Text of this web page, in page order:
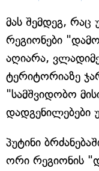
მას შემდეგ, რაც
რეგიონები
აღიარა,
ტერიტორიაზე
"სამშვიდობო
დადგენილებები
პუტინი
ორი რეგიონის